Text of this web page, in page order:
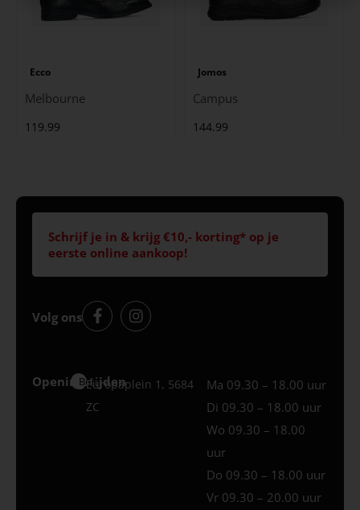
Ecco
Melbourne
119.99
Jomos
Campus
144.99
Schrijf je in & krijg €10,- korting* op je
eerste online aankoop!
Volg ons
Openingstijden
Best
Europaplein 1, 5684
ZC
Ma 09.30 – 18.00 uur
Di 09.30 – 18.00 uur
Wo 09.30 – 18.00
uur
Do 09.30 – 18.00 uur
Vr 09.30 – 20.00 uur